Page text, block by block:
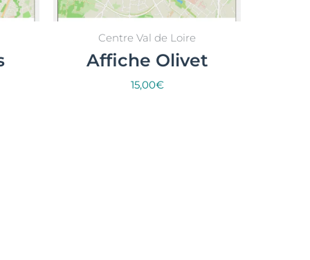
Centre Val de Loire
Affiche Olivet
15,00€